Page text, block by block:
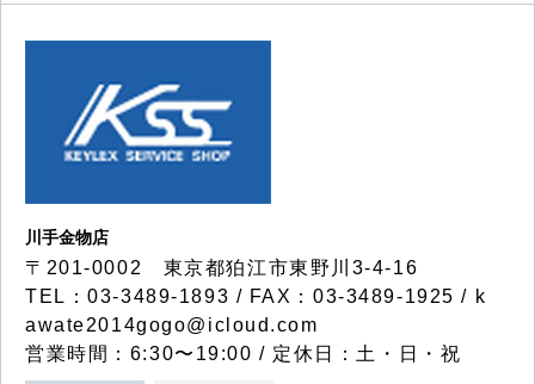
川手金物店
〒201-0002 東京都狛江市東野川3-4-16
TEL：03-3489-1893 / FAX：03-3489-1925 / k
awate2014gogo@icloud.com
営業時間：6:30〜19:00 / 定休日：土・日・祝